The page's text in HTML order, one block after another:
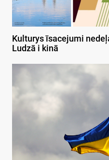
Kulturys īsacejumi
Ludzā i kinā